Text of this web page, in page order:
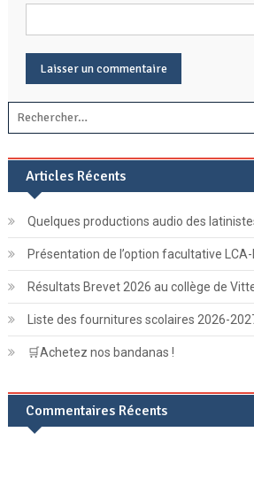
Articles Récents
Quelques productions audio des
Présentation de l’option facultative
Résultats Brevet 2026 au collège de
Liste des fournitures scolaires 2026-
🛒Achetez nos bandanas !
Commentaires Récents